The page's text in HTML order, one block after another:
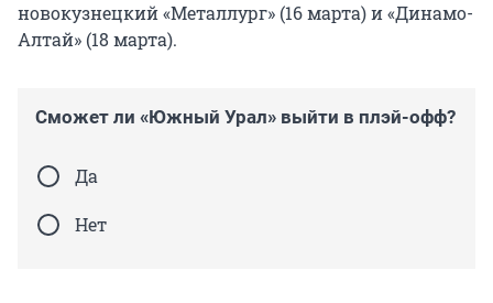
новокузнецкий «Металлург» (16 марта) и «Динамо-
Алтай» (18 марта).
Сможет ли «Южный Урал» выйти в плэй-офф?
Да
Нет